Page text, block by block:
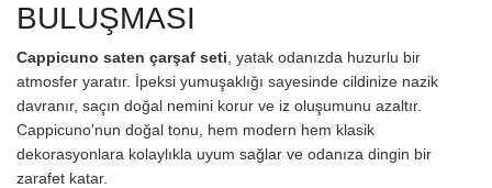
BULUŞMASI
Cappicuno saten çarşaf seti , yatak odanızda huzurlu bir
atmosfer yaratır. İpeksi yumuşaklığı sayesinde cildinize nazik
davranır, saçın doğal nemini korur ve iz oluşumunu azaltır.
Cappicuno'nun doğal tonu, hem modern hem klasik
dekorasyonlara kolaylıkla uyum sağlar ve odanıza dingin bir
zarafet katar.